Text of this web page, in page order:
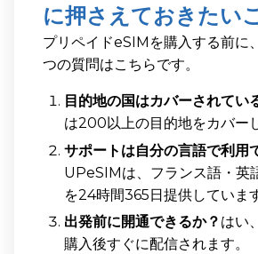
に押さえておきたい
プリペイドeSIMを購入する前に
つの質問はこちらです。
目的地の国はカバーされてい
は200以上の目的地をカバー
サポートは自分の言語で利用
UPeSIMは、フランス語・英
を24時間365日提供していま
出発前に開通できるか？ はい
購入後すぐに配信されます。